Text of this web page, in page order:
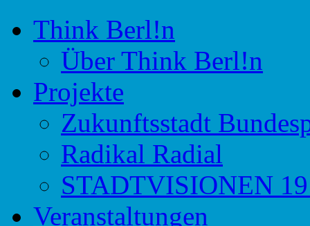
Think Berl!n
Initiative für Stadtdiskurs
Think Berl!n
Über Think Berl!n
Projekte
Zukunftsstadt
Radikal Radial
STADTVISIONEN
Veranstaltungen